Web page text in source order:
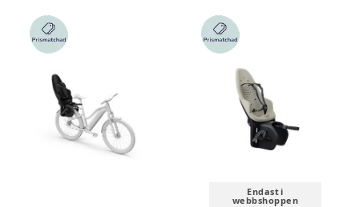
Endast i
webbshoppen